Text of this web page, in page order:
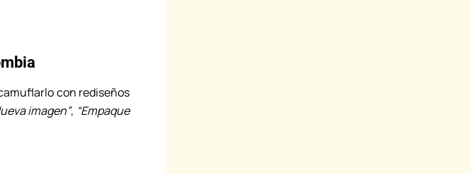
con rediseños
imagen”, “Empaque